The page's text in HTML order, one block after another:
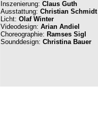
Inszenierung: Claus Guth
Ausstattung: Christian Schmidt
Licht: Olaf Winter
Videodesign: Arian Andiel
Choreographie: Ramses Sigl
Sounddesign: Christina Bauer